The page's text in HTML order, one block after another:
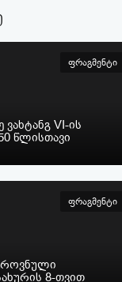
ფრაგმენტი
VI-ის
წლისთავი
ფრაგმენტი
8-თვით